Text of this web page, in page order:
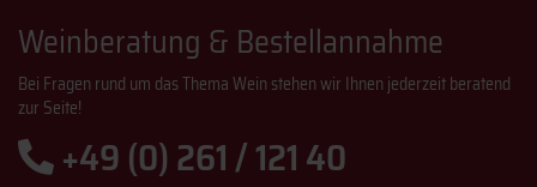
Weinberatung & Bestellannahme
Bei Fragen rund um das Thema Wein stehen wir Ihnen jederzeit beratend
zur Seite!
+49 (0) 261 / 121 40